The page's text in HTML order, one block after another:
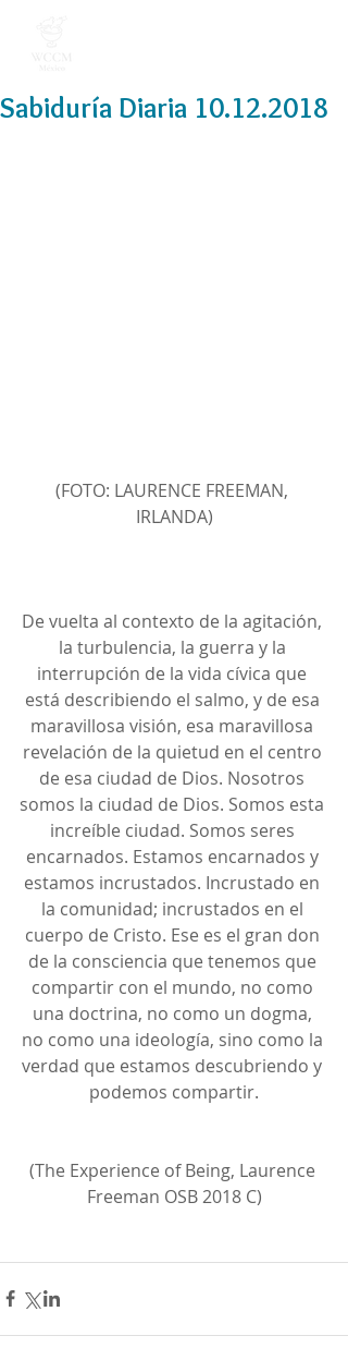
Sabiduría Diaria 10.12.2018
(FOTO: LAURENCE FREEMAN,
IRLANDA)
De vuelta al contexto de la agitación,
la turbulencia, la guerra y la
interrupción de la vida cívica que
está describiendo el salmo, y de esa
maravillosa visión, esa maravillosa
revelación de la quietud en el centro
de esa ciudad de Dios. Nosotros
somos la ciudad de Dios. Somos esta
increíble ciudad. Somos seres
encarnados. Estamos encarnados y
estamos incrustados. Incrustado en
la comunidad; incrustados en el
cuerpo de Cristo. Ese es el gran don
de la consciencia que tenemos que
compartir con el mundo, no como
una doctrina, no como un dogma,
no como una ideología, sino como la
verdad que estamos descubriendo y
podemos compartir.
(The Experience of Being, Laurence
Freeman OSB 2018 C)